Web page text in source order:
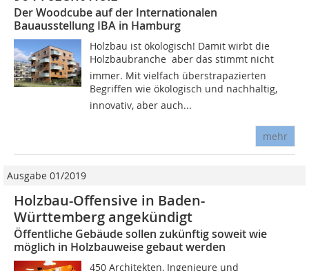
Der Woodcube auf der Internationalen
Bauausstellung IBA in Hamburg
Holzbau ist ökologisch! Damit wirbt die
Holzbaubranche  aber das stimmt nicht
immer. Mit vielfach überstrapazierten
Begriffen wie ökologisch und nachhaltig,
innovativ, aber auch...
mehr
Ausgabe 01/2019
Holzbau-Offensive in Baden-
Württemberg angekündigt
Öffentliche Gebäude sollen zukünftig soweit wie
möglich in Holzbauweise gebaut werden
450 Architekten, Ingenieure und